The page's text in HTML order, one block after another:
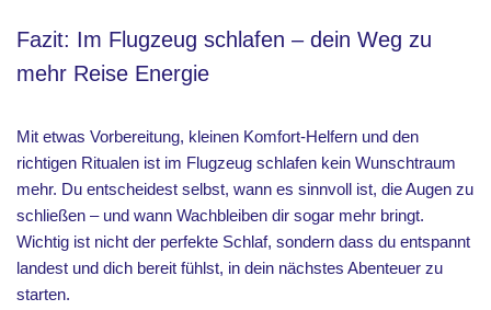
Fazit: Im Flugzeug schlafen – dein Weg zu
mehr Reise Energie
Mit etwas Vorbereitung, kleinen Komfort-Helfern und den
richtigen Ritualen ist im Flugzeug schlafen kein Wunschtraum
mehr. Du entscheidest selbst, wann es sinnvoll ist, die Augen zu
schließen – und wann Wachbleiben dir sogar mehr bringt.
Wichtig ist nicht der perfekte Schlaf, sondern dass du entspannt
landest und dich bereit fühlst, in dein nächstes Abenteuer zu
starten.